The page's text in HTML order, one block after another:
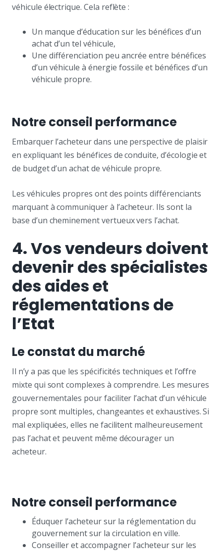
véhicule électrique. Cela reflète :
Un manque d’éducation sur les bénéfices d’un
achat d’un tel véhicule,
Une différenciation peu ancrée entre bénéfices
d’un véhicule à énergie fossile et bénéfices d’un
véhicule propre.
Notre conseil performance
Embarquer l’acheteur dans une perspective de plaisir
en expliquant les bénéfices de conduite, d’écologie et
de budget d’un achat de véhicule propre.
Les véhicules propres ont des points différenciants
marquant à communiquer à l’acheteur. Ils sont la
base d’un cheminement vertueux vers l’achat.
4. Vos vendeurs doivent
devenir des spécialistes
des aides et
réglementations de
l’Etat
Le constat du marché
Il n’y a pas que les spécificités techniques et l’offre
mixte qui sont complexes à comprendre. Les mesures
gouvernementales pour faciliter l’achat d’un véhicule
propre sont multiples, changeantes et exhaustives. Si
mal expliquées, elles ne facilitent malheureusement
pas l’achat et peuvent même décourager un
acheteur.
Notre conseil performance
Éduquer l’acheteur sur la réglementation du
gouvernement sur la circulation en ville.
Conseiller et accompagner l’acheteur sur les